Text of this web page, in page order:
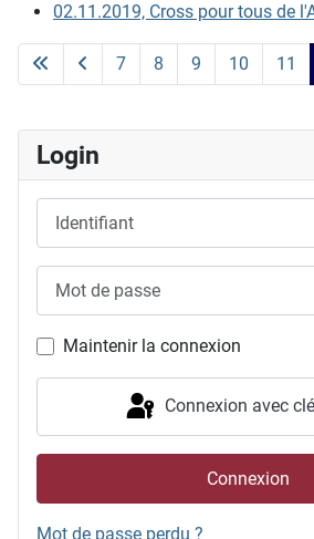
02.11.2019, Cross pour tous de
7 8 9 10 11
Login
Maintenir la connexion
Connexion avec
Connexion
Mot de passe perdu ?